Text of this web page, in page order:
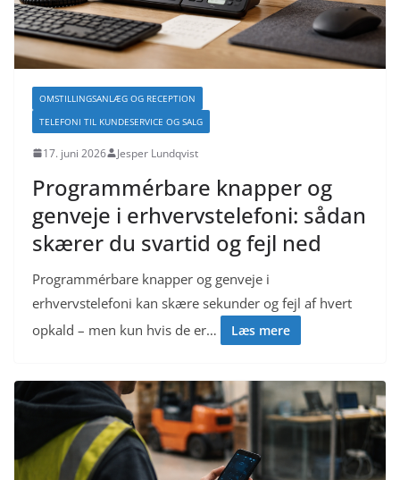
OMSTILLINGSANLÆG OG RECEPTION
TELEFONI TIL KUNDESERVICE OG SALG
17. juni 2026 Jesper Lundqvist
Programmérbare knapper og
genveje i erhvervstelefoni: sådan
skærer du svartid og fejl ned
Programmérbare knapper og genveje i
erhvervstelefoni kan skære sekunder og fejl af hvert
opkald – men kun hvis de er…
Læs mere